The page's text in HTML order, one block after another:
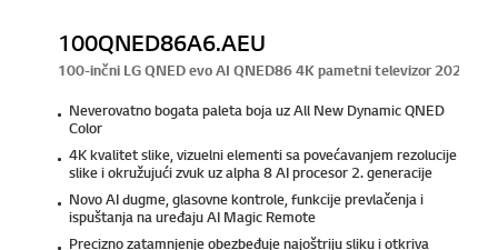
100QNED86A6.AEU
100-inčni LG QNED evo AI QNED86 4K pametni televizor 2025
Neverovatno bogata paleta boja uz All New Dynamic QNED
Color
4K kvalitet slike, vizuelni elementi sa povećavanjem rezolucije
slike i okružujući zvuk uz alpha 8 AI procesor 2. generacije
Novo AI dugme, glasovne kontrole, funkcije prevlačenja i
ispuštanja na uređaju AI Magic Remote
Precizno zatamnjenje obezbeđuje najoštriju sliku i otkriva